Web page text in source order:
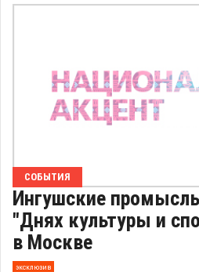
СОБЫТИЯ
Ингушские
"Днях культуры и
в Москве
эксклюзив